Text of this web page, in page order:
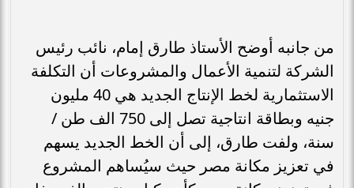
من جانبه أوضح الأستاذ طارق إمام، نائب رئيس
الشركة لتنمية الأعمال والمشروعات أن التكلفة
الاستثمارية لخط الإنتاج الجديد هي 40 مليون
جنيه وبطاقة انتاجية تصل إلى 750 الف طن /
سنة، ولفت طارق، إلى أن الخط الجديد يسهم
في تعزيز مكانة مصر حيث سيُساهم المشروع